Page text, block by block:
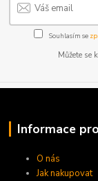
Souhlasím se
Můžete
Informace
O nás
Jak nakupovat